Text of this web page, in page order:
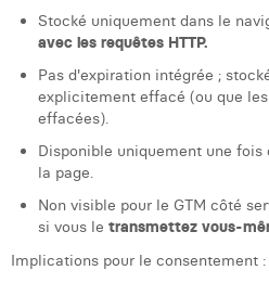
Stocké uniquement dans le
avec les requêtes HTTP.
Pas d'expiration intégrée ;
explicitement effacé (ou que
effacées).
Disponible uniquement une
la page.
Non visible pour le GTM côté
si vous le transmettez vous-
Implications pour le consentement :